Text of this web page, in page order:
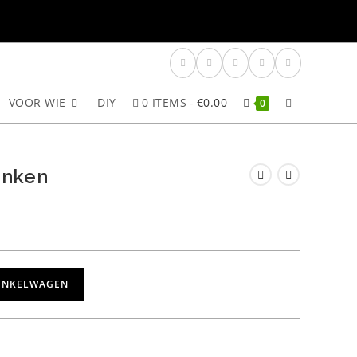
VOOR WIE DIY 0 ITEMS €0.00 0 TOGGLE
ZOEKEN